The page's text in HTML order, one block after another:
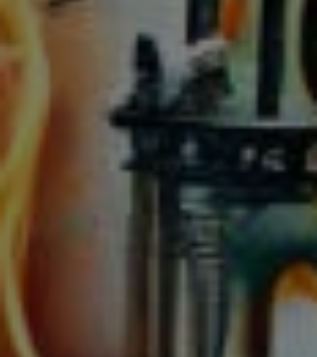
Vitamin D Beratung
Magnesium
Mineralien sind absolut notwendig für ein starkes